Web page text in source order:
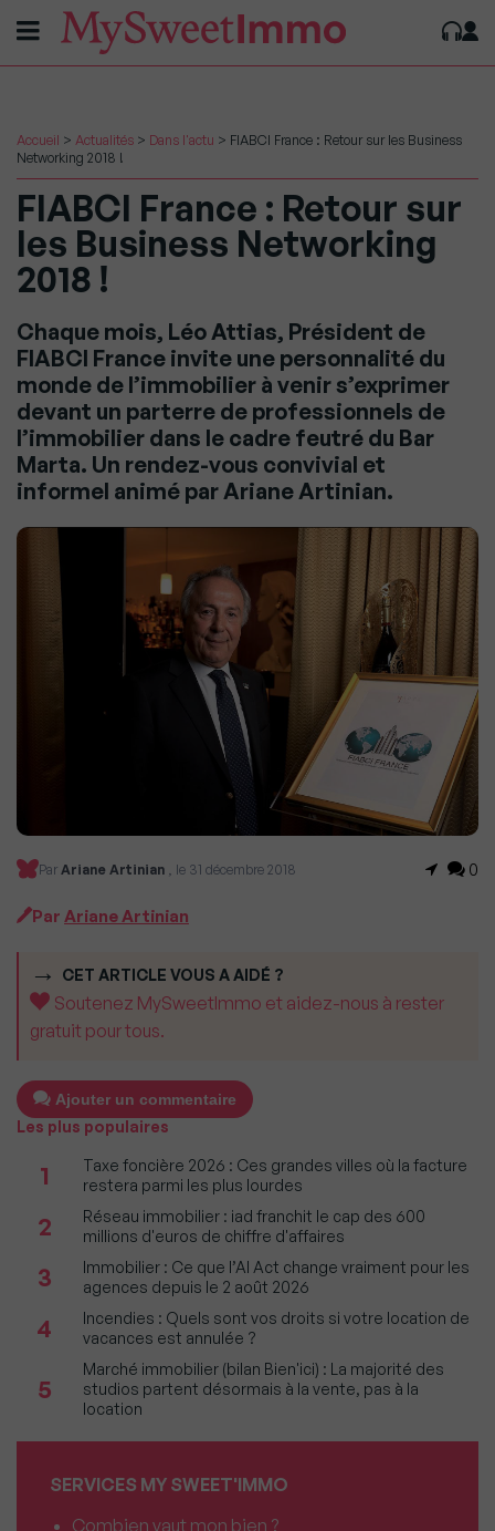
Accueil > Actualités > Dans l'actu > FIABCI France : Retour sur les Business
Networking 2018 !
FIABCI France : Retour sur
les Business Networking
2018 !
Chaque mois, Léo Attias, Président de
FIABCI France invite une personnalité du
monde de l’immobilier à venir s’exprimer
devant un parterre de professionnels de
l’immobilier dans le cadre feutré du Bar
Marta. Un rendez-vous convivial et
informel animé par Ariane Artinian.
Par Ariane Artinian , le 31 décembre 2018 0
Par Ariane Artinian
CET ARTICLE VOUS A AIDÉ ?
Soutenez MySweetImmo et aidez-nous à rester
gratuit pour tous.
Ajouter un commentaire
Les plus populaires
1
Taxe foncière 2026 : Ces grandes villes où la facture
restera parmi les plus lourdes
2
Réseau immobilier : iad franchit le cap des 600
millions d'euros de chiffre d'affaires
3
Immobilier : Ce que l’AI Act change vraiment pour les
agences depuis le 2 août 2026
4
Incendies : Quels sont vos droits si votre location de
vacances est annulée ?
5
Marché immobilier (bilan Bien'ici) : La majorité des
studios partent désormais à la vente, pas à la
location
SERVICES MY SWEET'IMMO
Combien vaut mon bien ?